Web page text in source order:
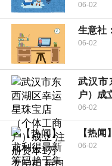
06-02
生意社
06-02
武汉市
户）成
06-02
【热
06-02